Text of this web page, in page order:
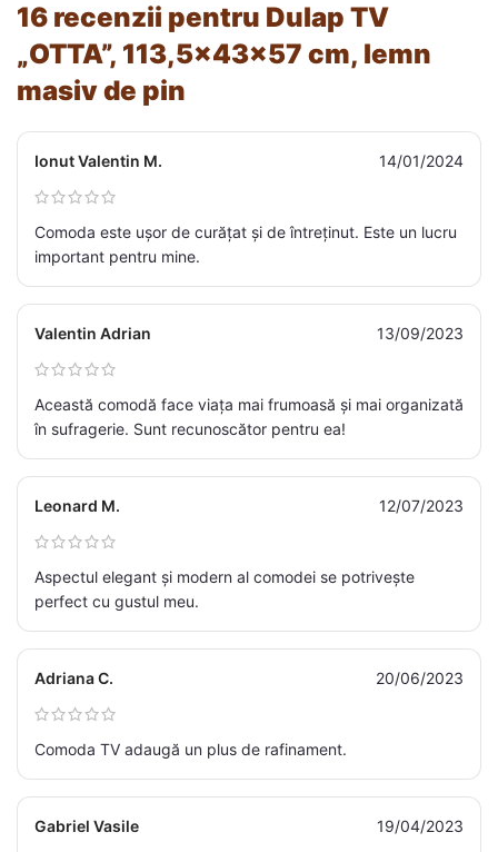
16 recenzii pentru Dulap TV
„OTTA”, 113,5x43x57 cm, lemn
masiv de pin
Ionut Valentin M. 14/01/2024
Comoda este ușor de curățat și de întreținut. Este un lucru
important pentru mine.
Valentin Adrian 13/09/2023
Această comodă face viața mai frumoasă și mai organizată
în sufragerie. Sunt recunoscător pentru ea!
Leonard M. 12/07/2023
Aspectul elegant și modern al comodei se potrivește
perfect cu gustul meu.
Adriana C. 20/06/2023
Comoda TV adaugă un plus de rafinament.
Gabriel Vasile 19/04/2023